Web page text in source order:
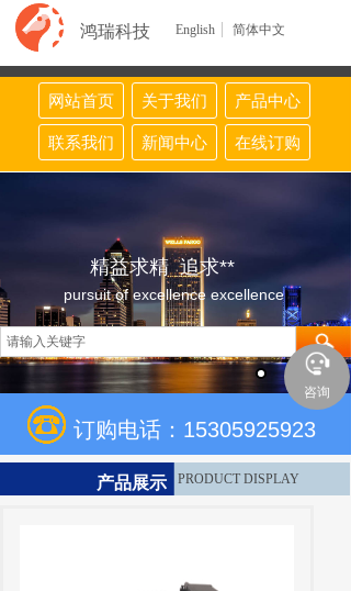
鸿瑞科技 English 简体中文
网站首页 关于我们 产品中心
联系我们 新闻中心 在线订购
精益求精 追求**
pursuit of excellence excellence
订购电话：15305925923
PRODUCT DISPLAY
产品展示
咨询